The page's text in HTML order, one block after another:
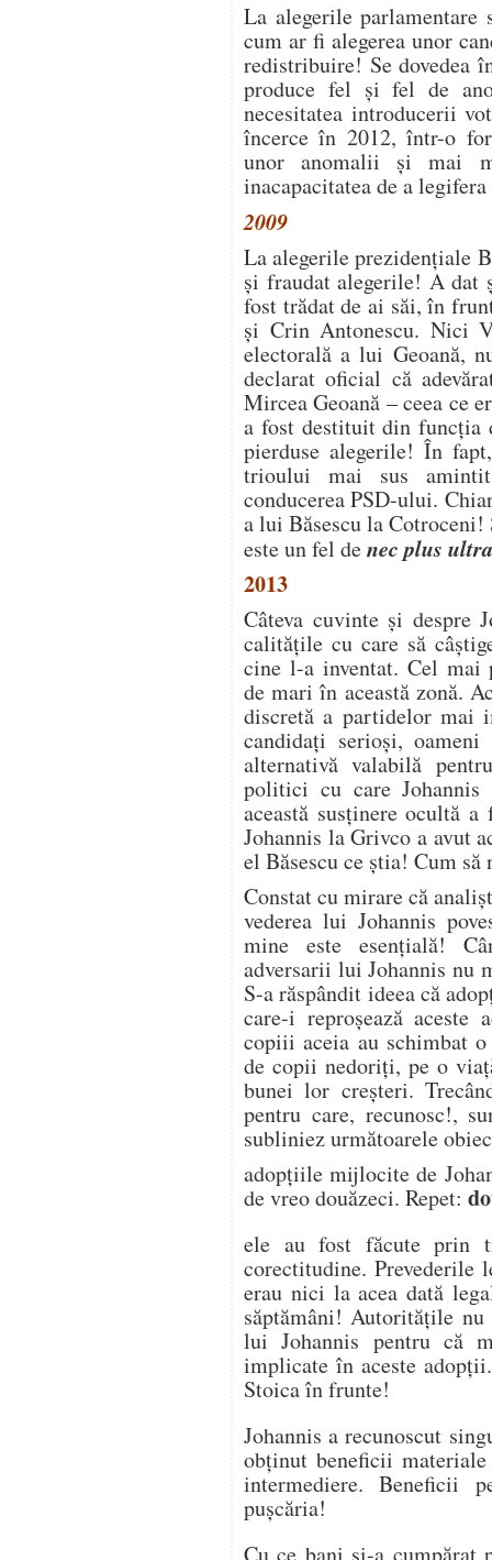
La alegerile parlamentare
cum ar fi alegerea unor
redistribuire! Se dovedea
produce fel și fel de
necesitatea introducerii
încerce în 2012, într-o
unor anomalii și mai
inacapacitatea de a
2009
La alegerile prezidențiale
și fraudat alegerile! A dat
fost trădat de ai săi, în
și Crin Antonescu. Nici
electorală a lui Geoană,
declarat oficial că
Mircea Geoană – ceea ce
a fost destituit din funcția
pierduse alegerile! În
trioului mai sus
conducerea PSD-ului.
a lui Băsescu la
este un fel denec plus ultra
2013
Câteva cuvinte și despre
calitățile cu care să
cine l-a inventat. Cel mai
de mari în această zonă.
discretă a partidelor mai
candidați serioși,
alternativă valabilă
politici cu care
această susținere ocultă
Johannis la Grivco a avut
el Băsescu ce știa! Cum să
Constat cu mirare că
vederea lui Johannis
mine este esențială!
adversarii lui Johannis nu
S-a răspândit ideea că
care-i reproșează aceste
copiii aceia au schimbat
de copii nedoriți, pe o
bunei lor creșteri.
pentru care, recunosc!,
subliniez următoarele
adopțiile mijlocite de
de vreo douăzeci. Repet:
ele au fost făcute prin
corectitudine. Prevederile
erau nici la acea dată
săptămâni! Autoritățile
lui Johannis pentru că
implicate în aceste
Stoica în frunte!
Johannis a recunoscut
obținut beneficii
intermediere. Beneficii
pușcăria!
Cu ce bani și-a cumpărat